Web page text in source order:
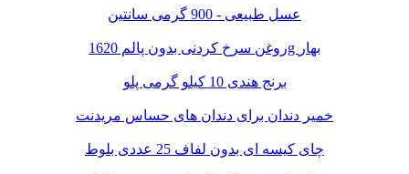
عسل طبیعی - 900 گرمی سانتین
روغن سرخ کردنی بدون پالم 1620g بهار
برنج هندی 10 کیلو گرمی پلو
خمیر دندان برای دندان های حساس مریدنت
چای کیسه ای بدون لفاف 25 عددی بلوط